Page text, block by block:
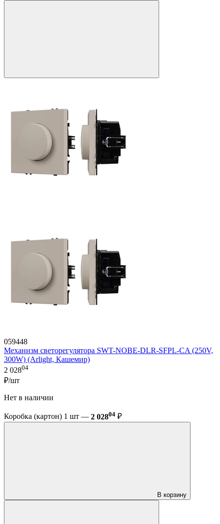
059448
Механизм светорегулятора SWT-NOBE-DLR-SFPL-CA (250V,
300W) (Arlight, Кашемир)
2 02804
₽/шт
Нет в наличии
Коробка (картон) 1 шт — 2 02804 ₽
В корзину